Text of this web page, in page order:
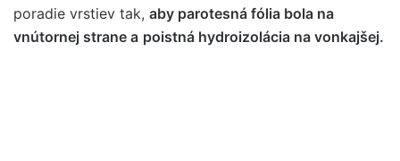
poradie vrstiev tak, aby parotesná fólia bola na
vnútornej strane a poistná hydroizolácia na vonkajšej.